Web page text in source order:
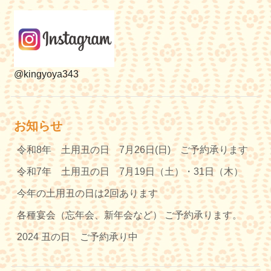
@kingyoya343
お知らせ
令和8年 土用丑の日 7月26日(日) ご予約承ります
令和7年 土用丑の日 7月19日（土）・31日（木）
今年の土用丑の日は2回あります
各種宴会（忘年会、新年会など） ご予約承ります。
2024 丑の日 ご予約承り中